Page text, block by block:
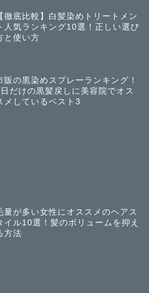
【徹底比較】白髪染めトリートメン
人気ランキング10選！正しい選び
と使い方
販の黒染めスプレーランキング！
だけの黒髪戻しに美容院でオス
メしているベスト3
量が多い女性にオススメのヘアス
イル10選！髪のボリュームを抑え
方法